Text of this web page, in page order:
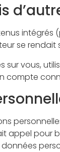
intégrés
se rendait
vous,
compte
appel pour